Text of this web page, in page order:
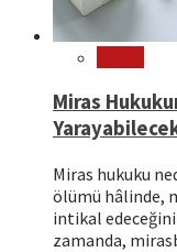
Miras
Miras hukuku
ölümü hâlinde,
intikal edeceğini
zamanda,